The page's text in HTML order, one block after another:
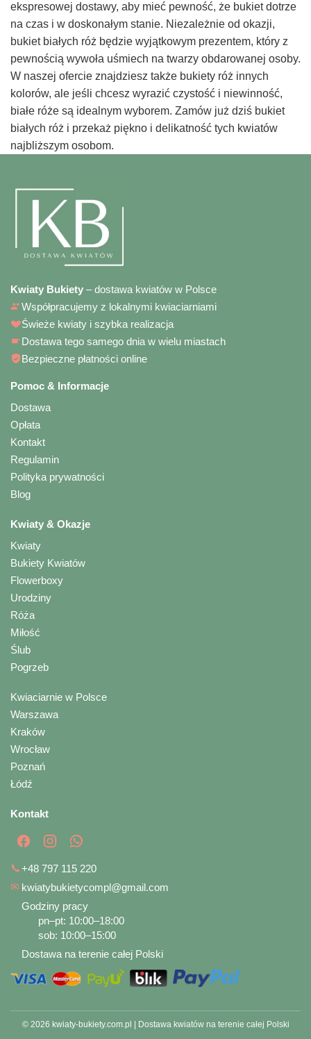
ekspresowej dostawy, aby mieć pewność, że bukiet dotrze
na czas i w doskonałym stanie. Niezależnie od okazji,
bukiet białych róż będzie wyjątkowym prezentem, który z
pewnością wywoła uśmiech na twarzy obdarowanej osoby.
W naszej ofercie znajdziesz także bukiety róż innych
kolorów, ale jeśli chcesz wyrazić czystość i niewinność,
białe róże są idealnym wyborem. Zamów już dziś bukiet
białych róż i przekaż piękno i delikatność tych kwiatów
najbliższym osobom.
Kwiaty Bukiety – dostawa kwiatów w Polsce
Współpracujemy z lokalnymi kwiaciarniami
Świeże kwiaty i szybka realizacja
Dostawa tego samego dnia w wielu miastach
Bezpieczne płatności online
Pomoc & Informacje
Dostawa
Opłata
Kontakt
Regulamin
Polityka prywatności
Blog
Kwiaty & Okazje
Kwiaty
Bukiety Kwiatów
Flowerboxy
Urodziny
Róża
Miłość
Ślub
Pogrzeb
Kwiaciarnie w Polsce
Warszawa
Kraków
Wrocław
Poznań
Łódź
Kontakt
📞+48 797 115 220
✉ kwiatybukietycompl@gmail.com
Godziny pracy
pn–pt: 10:00–18:00
sob: 10:00–15:00
Dostawa na terenie całej Polski
© 2026 kwiaty-bukiety.com.pl | Dostawa kwiatów na terenie całej Polski